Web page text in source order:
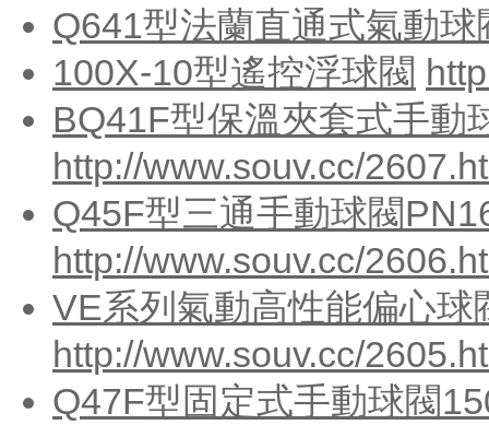
Q641型法蘭直通式氣動球
100X-10型遙控浮球閥
BQ41F型保溫夾套式手動
http://www.souv.cc/
Q45F型三通手動球閥
http://www.souv.cc/
VE系列氣動高性能偏心球
http://www.souv.cc/
Q47F型固定式手動球閥